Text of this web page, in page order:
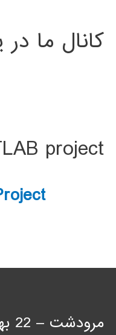
کانال ما
project
مرودشت – 22 بهمن شمالی